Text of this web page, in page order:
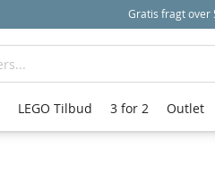
Gratis fragt
LEGO Tilbud 3 for 2 Outlet